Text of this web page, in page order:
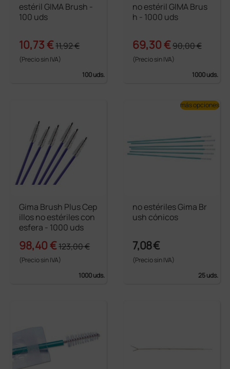
estéril GIMA Brush -
100 uds
10,73 €11,92 €
(Precio sin IVA)
100 uds.
no estéril GIMA Brus
h - 1000 uds
69,30 €90,00 €
(Precio sin IVA)
1000 uds.
Gima Brush Plus Cep
illos no estériles con
esfera - 1000 uds
98,40 €123,00 €
(Precio sin IVA)
1000 uds.
no estériles Gima Br
ush cónicos
7,08 €
(Precio sin IVA)
25 uds.
más opciones